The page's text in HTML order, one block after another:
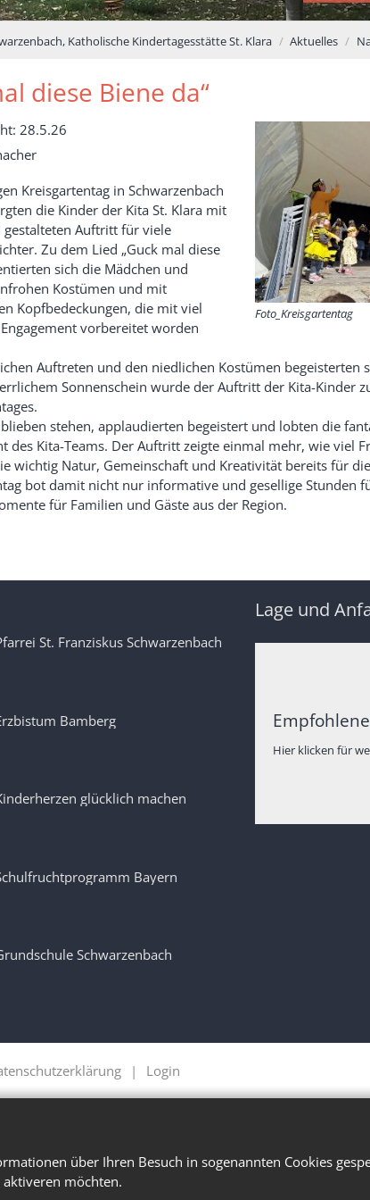
über Ihren Besuch in sogenannten Cookies
möchten.
Katholische Kindertagesstätte St. Klara Aktuelles
diese Biene da“
Foto_Kreisgartentag
28.5.26
Kreisgartentag in Schwarzenbach
die Kinder der Kita St. Klara mit
Auftritt für viele
Zu dem Lied „Guck mal diese
sich die Mädchen und
Kostümen und mit
Kopfbedeckungen, die mit viel
vorbereitet worden
Auftreten und den niedlichen Kostümen begeisterten
Sonnenschein wurde der Auftritt der Kita-Kinder
stehen, applaudierten begeistert und lobten die
des Kita-Teams. Der Auftritt zeigte einmal mehr, wie viel
wichtig Natur, Gemeinschaft und Kreativität bereits für
bot damit nicht nur informative und gesellige Stunden
für Familien und Gäste aus der Region.
St. Franziskus Schwarzenbach
Bamberg
glücklich machen
Bayern
Schwarzenbach
Lage und
Hier klicken für
Login